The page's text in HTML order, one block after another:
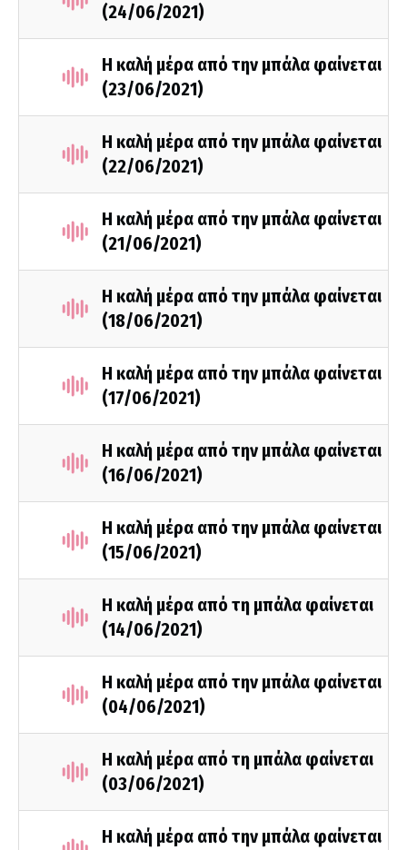
(24/06/2021)
Η καλή μέρα από την μπάλα φαίνεται
(23/06/2021)
Η καλή μέρα από την μπάλα φαίνεται
(22/06/2021)
Η καλή μέρα από την μπάλα φαίνεται
(21/06/2021)
Η καλή μέρα από την μπάλα φαίνεται
(18/06/2021)
Η καλή μέρα από την μπάλα φαίνεται
(17/06/2021)
Η καλή μέρα από την μπάλα φαίνεται
(16/06/2021)
Η καλή μέρα από την μπάλα φαίνεται
(15/06/2021)
Η καλή μέρα από τη μπάλα φαίνεται
(14/06/2021)
Η καλή μέρα από την μπάλα φαίνεται
(04/06/2021)
Η καλή μέρα από τη μπάλα φαίνεται
(03/06/2021)
Η καλή μέρα από την μπάλα φαίνεται